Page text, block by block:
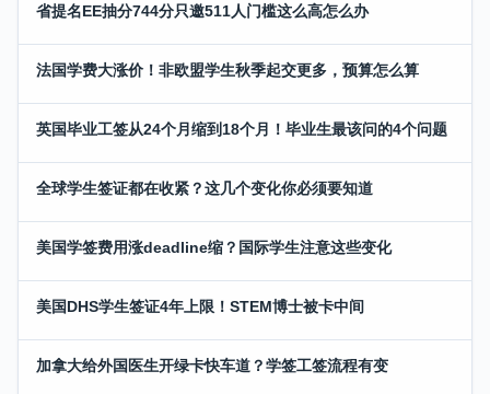
省提名EE抽分744分只邀511人门槛这么高怎么办
法国学费大涨价！非欧盟学生秋季起交更多，预算怎么算
英国毕业工签从24个月缩到18个月！毕业生最该问的4个问题
全球学生签证都在收紧？这几个变化你必须要知道
美国学签费用涨deadline缩？国际学生注意这些变化
美国DHS学生签证4年上限！STEM博士被卡中间
加拿大给外国医生开绿卡快车道？学签工签流程有变